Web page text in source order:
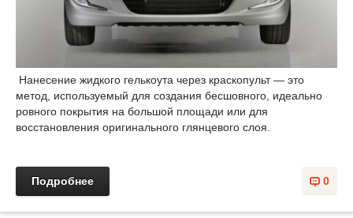
Нанесение жидкого гелькоута через краскопульт — это
метод, используемый для создания бесшовного, идеально
ровного покрытия на большой площади или для
восстановления оригинального глянцевого слоя.
0
Подробнее